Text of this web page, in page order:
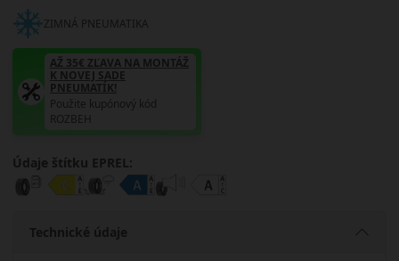
ZIMNÁ PNEUMATIKA
AŽ 35€ ZĽAVA NA MONTÁŽ
K NOVEJ SADE
PNEUMATÍK!
Použite kupónový kód
ROZBEH
Údaje štítku EPREL:
Technické údaje